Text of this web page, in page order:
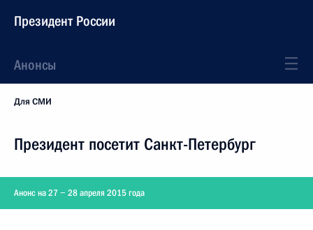
Президент России
Анонсы
Для СМИ
Президент посетит Санкт-Петербург
Анонс на 27 − 28 апреля 2015 года